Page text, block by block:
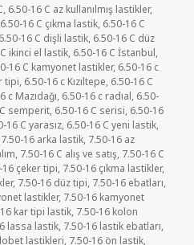
, 6.50-16 C az kullanılmış lastikler,
6.50-16 C çıkma lastik, 6.50-16 C
6.50-16 C dişli lastik, 6.50-16 C düz
ikinci el lastik, 6.50-16 C İstanbul,
16 C kamyonet lastikler, 6.50-16 c
tipi, 6.50-16 c Kızıltepe, 6.50-16 C
c Mazıdağı, 6.50-16 c radıal, 6.50-
semperit, 6.50-16 C serisi, 6.50-16
16 C yarasız, 6.50-16 C yeni lastik,
7.50-16 arka lastik, 7.50-16 az
, 7.50-16 C alış ve satış, 7.50-16 C
16 çeker tipi, 7.50-16 çıkma lastikler,
, 7.50-16 düz tipi, 7.50-16 ebatları,
lastikler, 7.50-16 kamyonet
kar tipi lastik, 7.50-16 kolon
lassa lastik, 7.50-16 lastik ebatları,
lastikleri, 7.50-16 ön lastik,